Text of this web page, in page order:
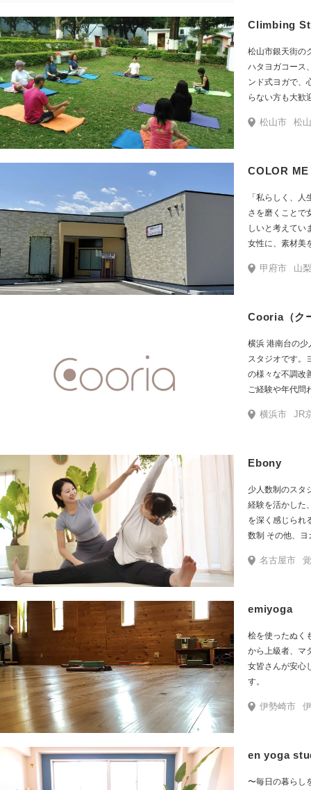
痛くなくなった！」
です。お客様の
を整えていきます。 メイン講師のYuは15年のキ
テラン看護師
び、「健康のための
あるお客様にも
Climbing
松山市銀天街の
ハタヨガコース、
ンド式ヨガで、
らない方も大歓
だけます。 2019年からはインストラクター養成講座の開講を予定
松山市 松山市銀天
COLOR
「私らしく、
さを磨くことで
しいと考えています。 【COLOR ME YOGA】
女性に、素材美
甲府市 山
Cooria（ク
横浜 港南台の
スタジオです。
の様々な不調改
ご経験や年代問
と向き合える至
横浜市 JR
Ebony
少人数制のスタ
経験を活かした
を深く感じられるヨガスタ
数制 その他、
そ、自分を知り
名古屋市
emiyoga
桧を使ったぬく
から上級者、マ
女皆さんが安心
す。
伊勢崎市
en yoga
〜毎日の暮らし